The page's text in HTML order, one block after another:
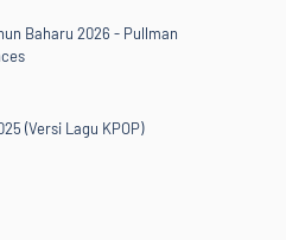
Baharu 2026 - Pullman
(Versi Lagu KPOP)